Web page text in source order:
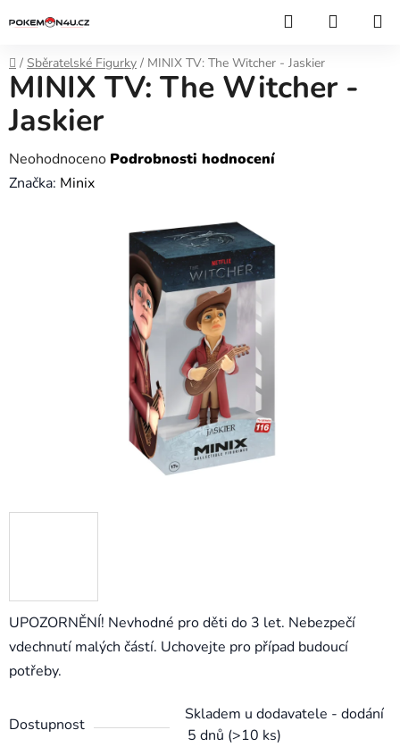
na
Hledat
Domů
/ Sběratelské Figurky / MINIX TV: The Witcher - Jaskier
UPOZORNĚNÍ! Nevhodné pro děti do 3 let. Nebezpečí
vdechnutí malých částí. Uchovejte pro případ budoucí
potřeby.
Dostupnost
Skladem u dodavatele - dodání
5 dnů (>10 ks)
MINIX TV: The Witcher -
Jaskier
Průměrné
hodnocení
Neohodnoceno Podrobnosti hodnocení
Značka: Minix